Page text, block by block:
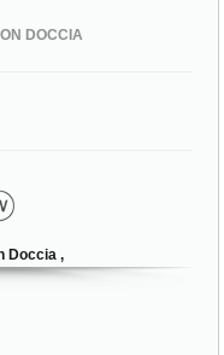
DOCCIA
Doccia ,